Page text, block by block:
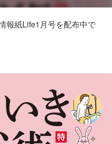
報紙Life1月号を配布中で